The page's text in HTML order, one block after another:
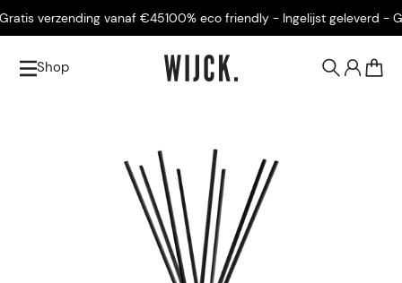
verzending vanaf €45100% eco friendly - Ingelijst geleverd -
Shop